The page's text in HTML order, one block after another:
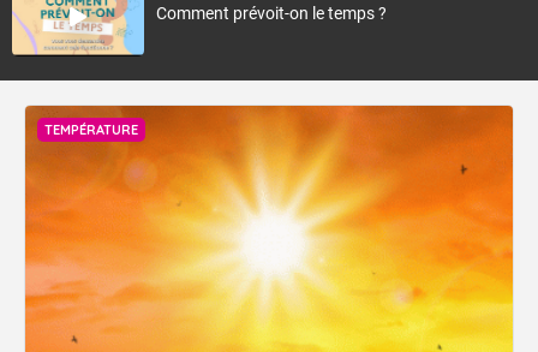
Comment prévoit-on le temps ?
TEMPÉRATURE